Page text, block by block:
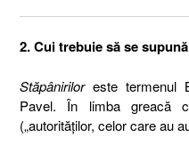
2. Cui trebuie să se
Stăpâniriloreste termenul
Pavel. În limba greacă
(„autorităţilor, celor care au